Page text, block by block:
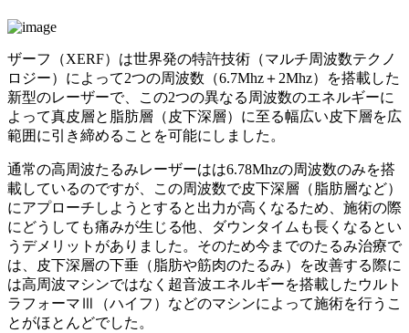
ザーフ（XERF）は世界発の特許技術（マルチ周波数テクノ
ロジー）によって2つの周波数（6.7Mhz＋2Mhz）を搭載した
新型のレーザーで、この2つの異なる周波数のエネルギーに
よって真皮層と脂肪層（皮下深層）に至る幅広い皮下層を広
範囲に引き締めることを可能にしました。
通常の高周波たるみレーザーはは6.78Mhzの周波数のみを搭
載しているのですが、この周波数で皮下深層（脂肪層など）
にアプローチしようとすると出力が高くなるため、施術の際
にどうしても痛みが生じる他、ダウンタイムも長くなるとい
うデメリットがありました。そのため今までのたるみ治療で
は、皮下深層の下垂（脂肪や筋肉のたるみ）を改善する際に
は高周波マシンではなく超音波エネルギーを搭載したウルト
ラフォーマⅢ（ハイフ）などのマシンによって施術を行うこ
とがほとんどでした。